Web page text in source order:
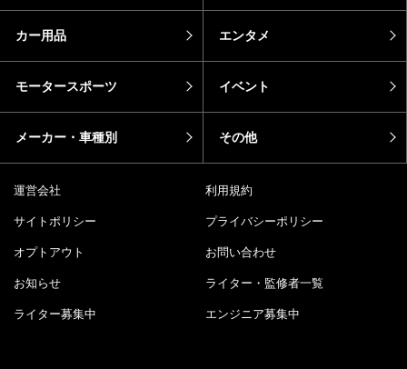
カー用品 エンタメ
モータースポーツ イベント
メーカー・車種別 その他
運営会社 利用規約
サイトポリシー プライバシーポリシー
オプトアウト お問い合わせ
お知らせ ライター・監修者一覧
ライター募集中 エンジニア募集中